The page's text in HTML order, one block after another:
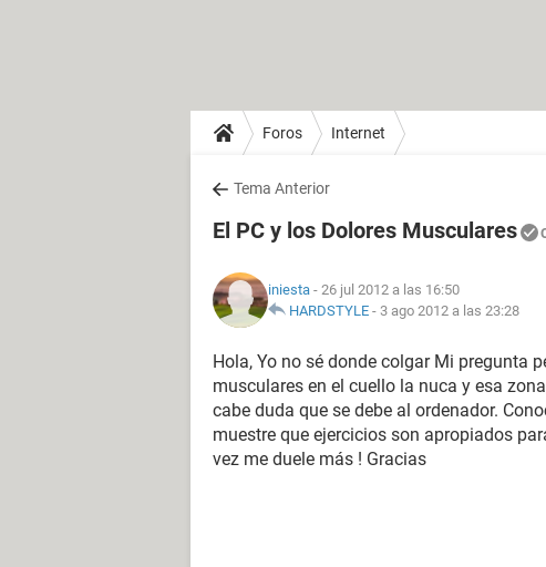
Foros Internet
Tema Anterior
El PC y los Dolores Musculares
iniesta - 26 jul 2012 a las 16:50
HARDSTYLE - 3 ago 2012 a las 23:28
Hola, Yo no sé donde colgar Mi pregunta
musculares en el cuello la nuca y esa
cabe duda que se debe al ordenador.
muestre que ejercicios son apropiados
vez me duele más ! Gracias